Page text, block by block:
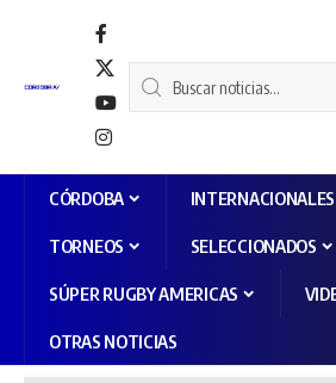
CÓRDOBA INTERNACIONALES
TORNEOS SELECCIONADOS
SÚPER RUGBY AMERICAS
OTRAS NOTICIAS